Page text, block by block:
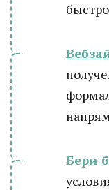
Бери